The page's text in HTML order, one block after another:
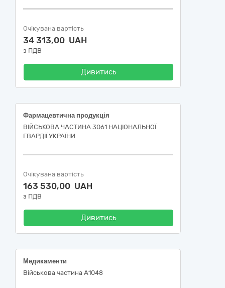
Очікувана вартість
34 313,00 UAH
з ПДВ
Дивитись
Фармацевтична продукція
ВІЙСЬКОВА ЧАСТИНА 3061 НАЦІОНАЛЬНОЇ
ГВАРДІЇ УКРАЇНИ
Очікувана вартість
163 530,00 UAH
з ПДВ
Дивитись
Медикаменти
Військова частина А1048